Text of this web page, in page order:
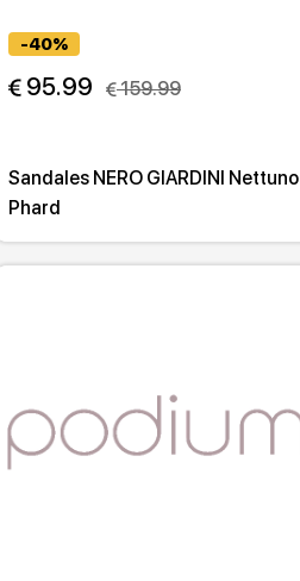
-40%
95.99 159.99
Sandales NERO GIARDINI Nettuno
Phard